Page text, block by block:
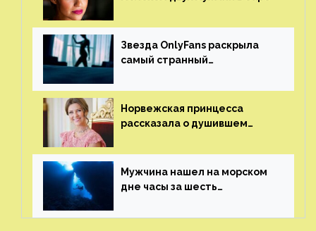
Звезда OnlyFans раскрыла
самый странный
от фаната
Норвежская принцесса
рассказала о душившем
генерала
Мужчина нашел на морском
дне часы за шесть
с помощью пластиковых